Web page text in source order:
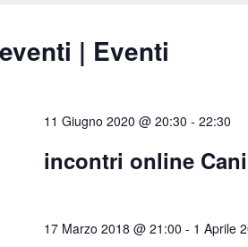
| Eventi
11 Giugno 2020 @ 20:30 - 22:30
incontri online
17 Marzo 2018 @ 21:00 - 1 Aprile